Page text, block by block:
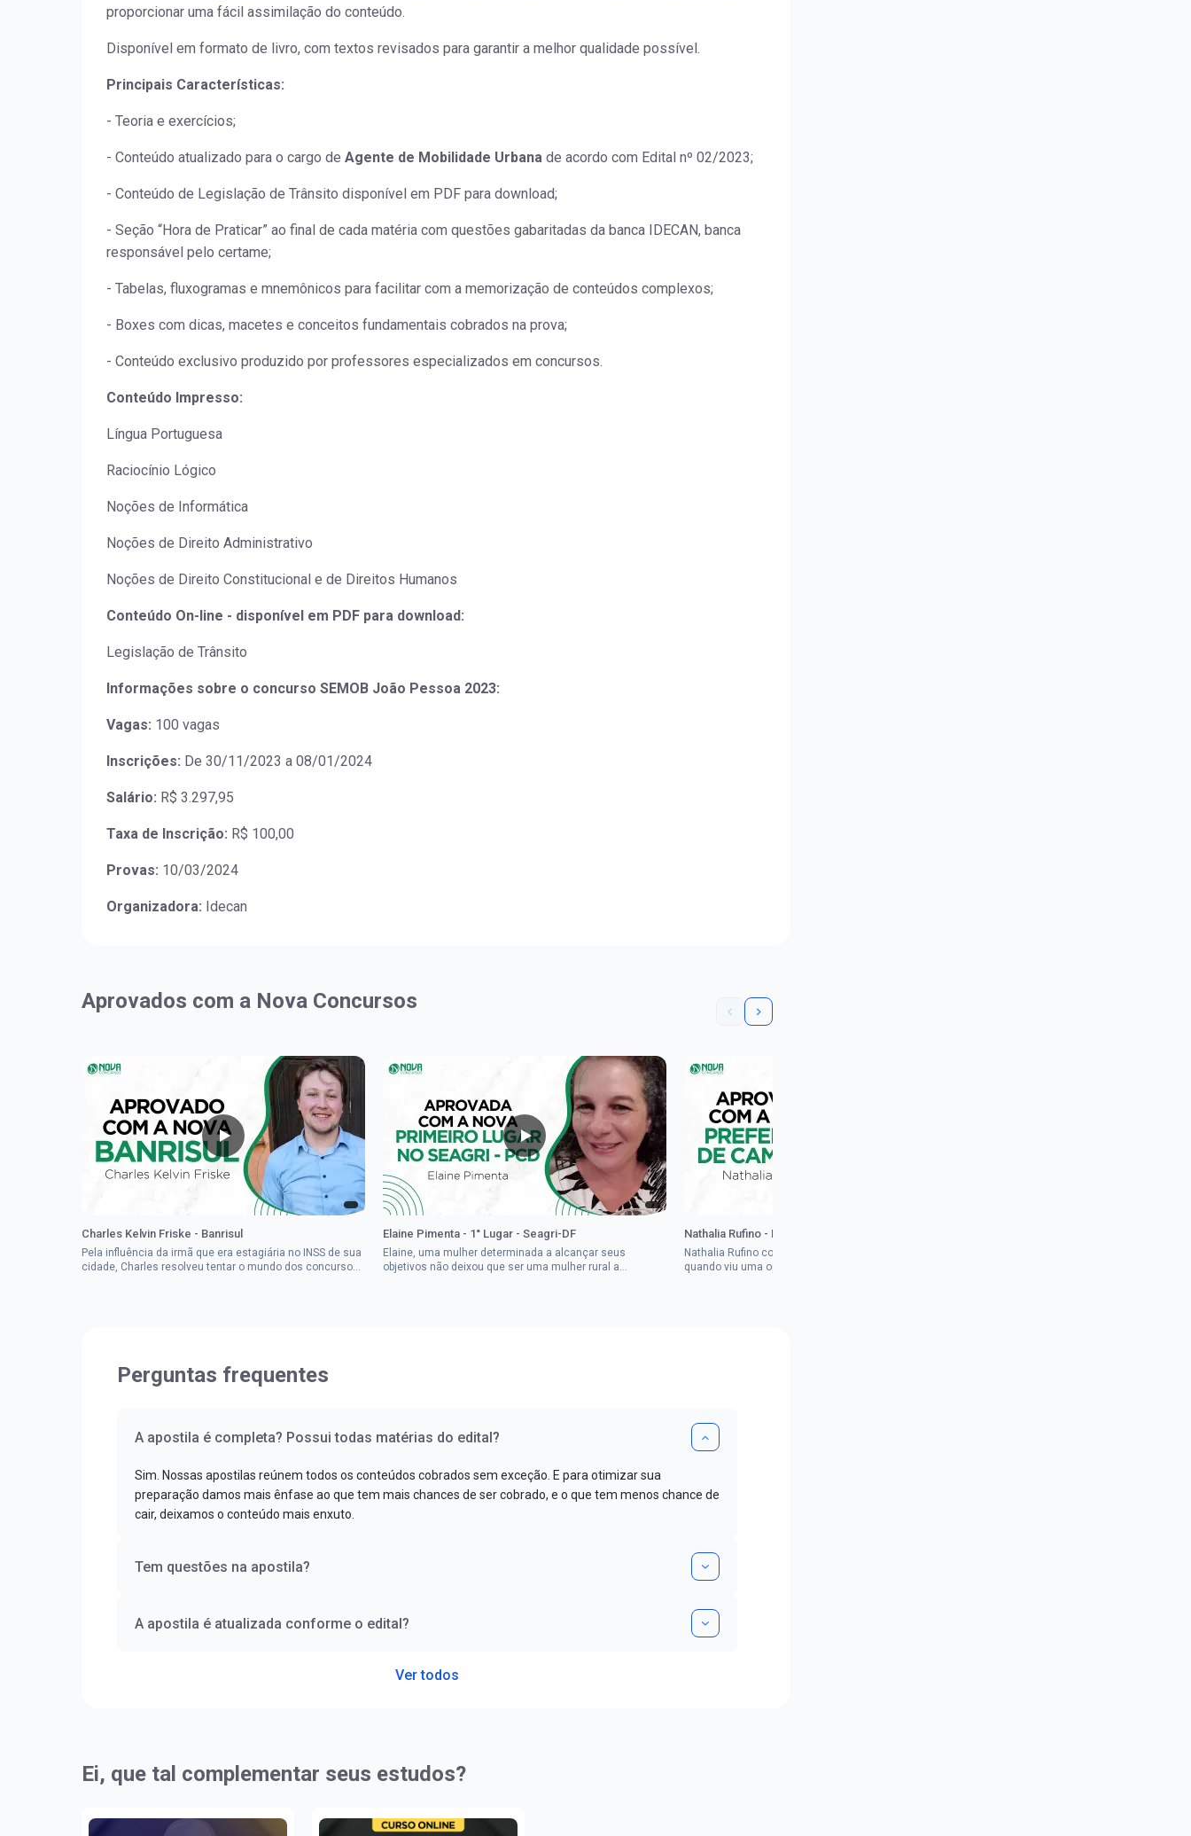
proporcionar uma fácil assimilação do conteúdo.
Disponível em formato de livro, com textos revisados para garantir a melhor qualidade possível.
Principais Características:
- Teoria e exercícios;
- Conteúdo atualizado para o cargo de Agente de Mobilidade Urbana de acordo com Edital nº 02/2023;
- Conteúdo de Legislação de Trânsito disponível em PDF para download;
- Seção “Hora de Praticar” ao final de cada matéria com questões gabaritadas da banca IDECAN, banca
responsável pelo certame;
- Tabelas, fluxogramas e mnemônicos para facilitar com a memorização de conteúdos complexos;
- Boxes com dicas, macetes e conceitos fundamentais cobrados na prova;
- Conteúdo exclusivo produzido por professores especializados em concursos.
Conteúdo Impresso:
Língua Portuguesa
Raciocínio Lógico
Noções de Informática
Noções de Direito Administrativo
Noções de Direito Constitucional e de Direitos Humanos
Conteúdo On-line - disponível em PDF para download:
Legislação de Trânsito
Informações sobre o concurso SEMOB João Pessoa 2023:
Vagas: 100 vagas
Inscrições: De 30/11/2023 a 08/01/2024
Salário: R$ 3.297,95
Taxa de Inscrição: R$ 100,00
Provas: 10/03/2024
Organizadora: Idecan
Aprovados com a Nova Concursos
Charles Kelvin Friske - Banrisul
Pela influência da irmã que era estagiária no INSS de sua
cidade, Charles resolveu tentar o mundo dos concursos
Elaine Pimenta - 1° Lugar - Seagri-DF
Elaine, uma mulher determinada a alcançar seus
objetivos não deixou que ser uma mulher rural a
Nathalia Rufino - Prefeitura de Campinas
Nathalia Rufino começou seus estudos com a Nova
quando viu uma oportunidade no concurso do Banco do
Perguntas frequentes
A apostila é completa? Possui todas matérias do edital?
Sim. Nossas apostilas reúnem todos os conteúdos cobrados sem exceção. E para otimizar sua
preparação damos mais ênfase ao que tem mais chances de ser cobrado, e o que tem menos chance de
cair, deixamos o conteúdo mais enxuto.
Tem questões na apostila?
A apostila é atualizada conforme o edital?
Ver todos
Ei, que tal complementar seus estudos?